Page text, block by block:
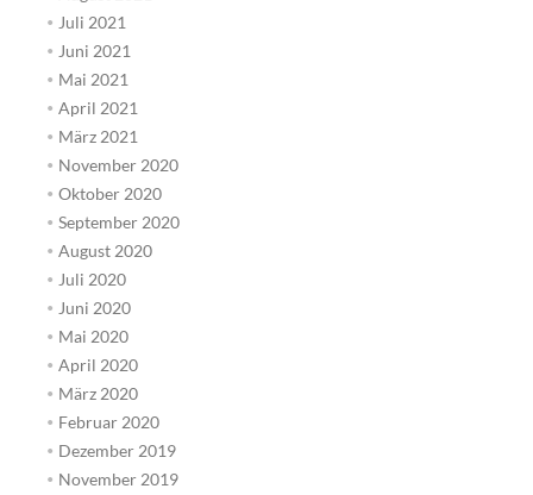
Juli 2021
Juni 2021
Mai 2021
April 2021
März 2021
November 2020
Oktober 2020
September 2020
August 2020
Juli 2020
Juni 2020
Mai 2020
April 2020
März 2020
Februar 2020
Dezember 2019
November 2019